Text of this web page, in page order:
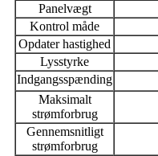
Panelvægt
Kontrol måde
Opdater hastighed
Lysstyrke
Indgangsspænding
Maksimalt
strømforbrug
Gennemsnitligt
strømforbrug